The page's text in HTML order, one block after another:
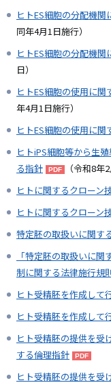
ヒトES細胞の分配機関
同年4月1日施行）
ヒトES細胞の分配機関
日）
ヒトES細胞の使用に関
年4月1日施行）
ヒトES細胞の使用に関
ヒトiPS細胞等から生
る指針
（令和8
ヒトに関するクローン
ヒトに関するクローン
特定胚の取扱いに関す
「特定胚の取扱いに
制に関する法律施行規
ヒト受精胚を作成して
ヒト受精胚を作成して
ヒト受精胚の提供を受
する倫理指針
ヒト受精胚の提供を受